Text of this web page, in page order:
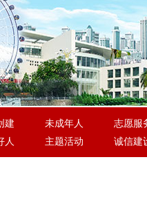
建 未成年人
志愿服
人 主题活动 诚信建